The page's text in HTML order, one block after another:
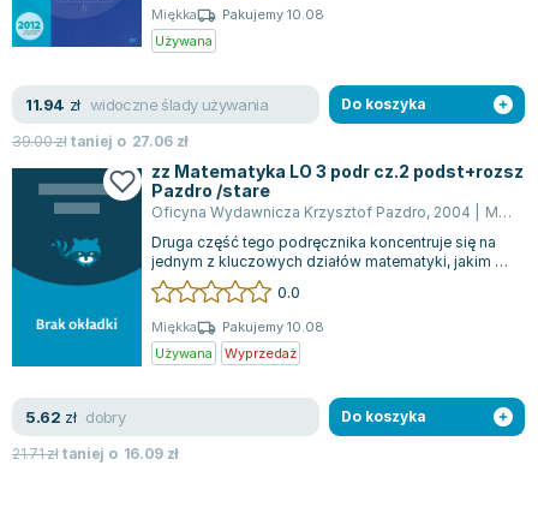
Miękka
Pakujemy 10.08
Używana
11.94 zł widoczne ślady używania
39.00złtaniej o 27.06 zł
Do koszyka
zz Matematyka LO 3 podr cz.2 podst+rozsz
Pazdro /stare
Oficyna Wydawnicza Krzysztof Pazdro, 2004
Marcin Kurczab
Druga część tego podręcznika koncentruje się na
jednym z kluczowych działów matematyki, jakim są
elementy analizy matematycznej. Z...
0.0
Miękka
Pakujemy 10.08
Używana
Wyprzedaż
5.62 zł dobry
21.71złtaniej o 16.09 zł
Do koszyka